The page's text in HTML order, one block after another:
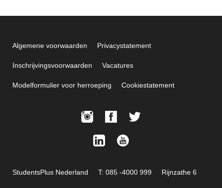
Algemene voorwaarden Privacystatement
Inschrijvingsvoorwaarden Vacatures
Modelformulier voor herroeping Cookiestatement
StudentsPlus Nederland T: 085 -4000 999 Rijnzathe 6